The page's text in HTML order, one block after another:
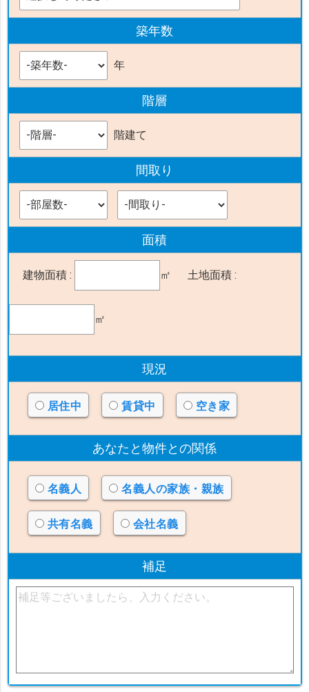
築年数
年
階層
階建て
間取り
面積
建物面積 : ㎡ 土地面積 :
㎡
現況
居住中 賃貸中 空き家
あなたと物件との関係
名義人 名義人の家族・親族
共有名義 会社名義
補足